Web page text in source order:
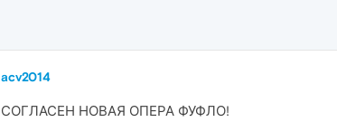
acv2014
СОГЛАСЕН НОВАЯ ОПЕРА ФУФЛО!